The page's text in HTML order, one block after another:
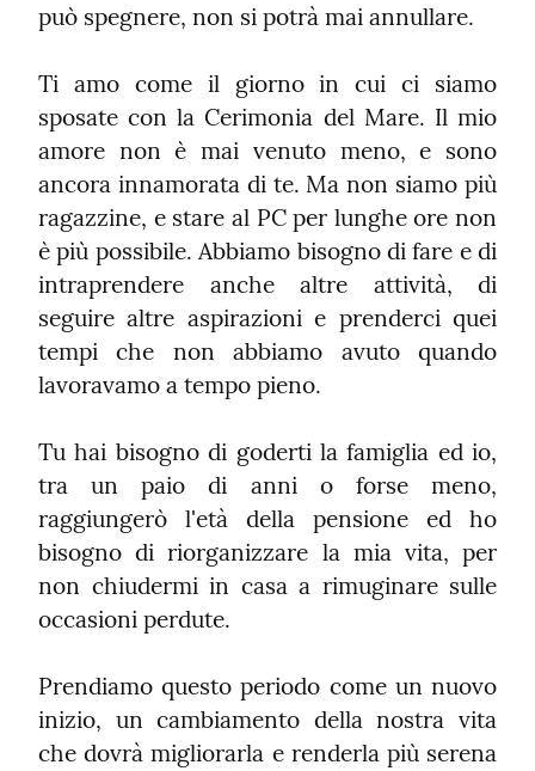
può spegnere, non si potrà mai annullare.
Ti amo come il giorno in cui ci siamo
sposate con la Cerimonia del Mare. Il mio
amore non è mai venuto meno, e sono
ancora innamorata di te. Ma non siamo più
ragazzine, e stare al PC per lunghe ore non
è più possibile. Abbiamo bisogno di fare e di
intraprendere anche altre attività, di
seguire altre aspirazioni e prenderci quei
tempi che non abbiamo avuto quando
lavoravamo a tempo pieno.
Tu hai bisogno di goderti la famiglia ed io,
tra un paio di anni o forse meno,
raggiungerò l'età della pensione ed ho
bisogno di riorganizzare la mia vita, per
non chiudermi in casa a rimuginare sulle
occasioni perdute.
Prendiamo questo periodo come un nuovo
inizio, un cambiamento della nostra vita
che dovrà migliorarla e renderla più serena